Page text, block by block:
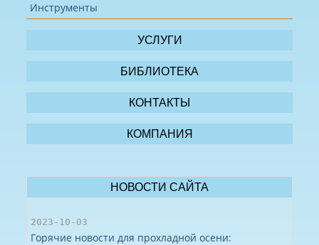
О КОМПАНИИ
Инструменты
УСЛУГИ
БИБЛИОТЕКА
КОНТАКТЫ
КОМПАНИЯ
НОВОСТИ САЙТА
2023-10-03
Горячие новости для прохладной осени: